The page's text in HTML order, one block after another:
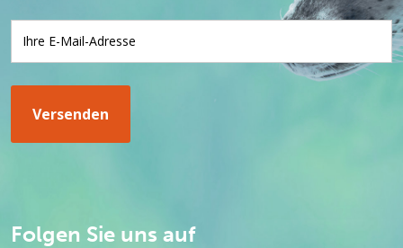
Folgen Sie uns auf